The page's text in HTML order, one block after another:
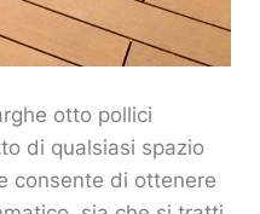
otto pollici
di qualsiasi spazio
consente di ottenere